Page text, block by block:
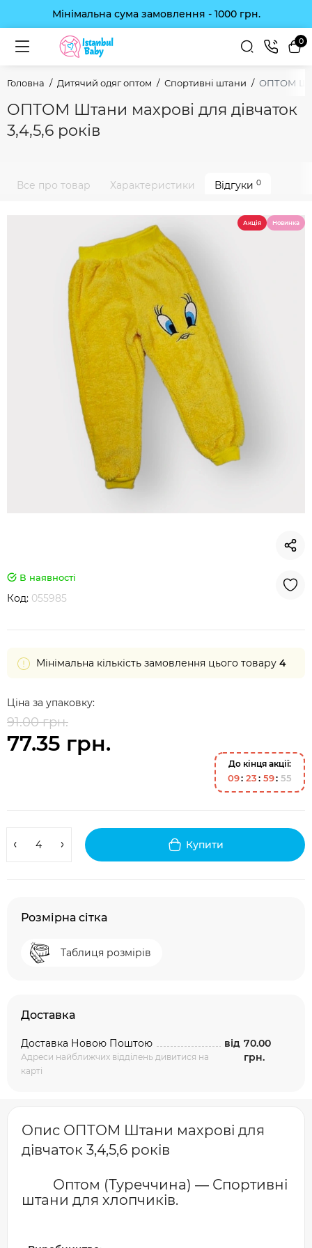
Мінімальна сума замовлення - 1000 грн.
0
Головна Дитячий одяг оптом Спортивні штани ОПТОМ
ОПТОМ Штани махрові для дівчаток
3,4,5,6 років
Все про товар Характеристики Відгуки 0
Акція Новинка
В наявності
Код: 055985
Мінімальна кількість замовлення цього товару 4
Ціна за упаковку:
91.00 грн.
77.35 грн.
До кінця акції:
09 23 59 55
Купити
Розмірна сітка
Таблиця розмірів
Доставка
Доставка Новою Поштою
Адреси найближчих відділень дивитися на
карті
від 70.00
грн.
Опис ОПТОМ Штани махрові для
дівчаток 3,4,5,6 років
Оптом (Туреччина) ― Спортивні
штани для хлопчиків.